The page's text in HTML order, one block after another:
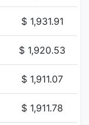
$ 1,931.91
$ 1,920.53
$ 1,911.07
$ 1,911.78